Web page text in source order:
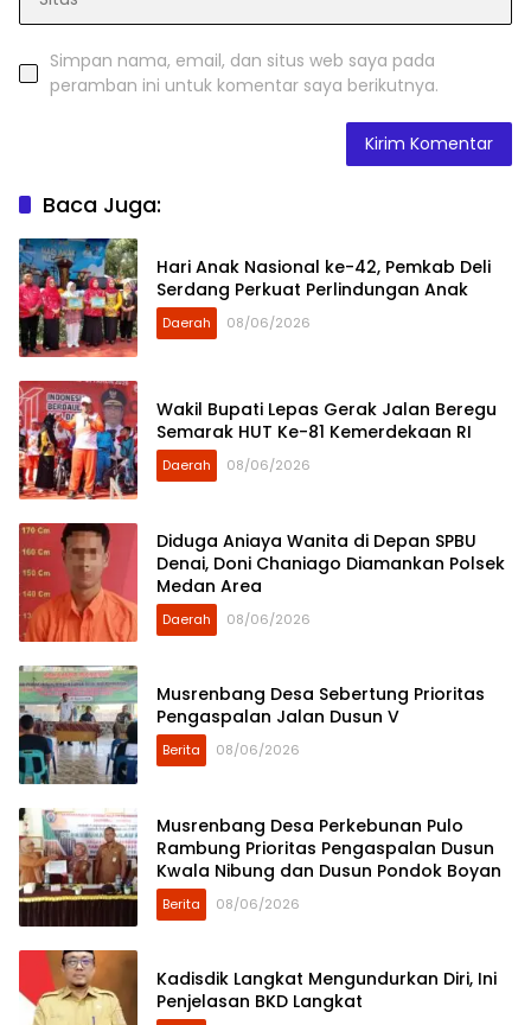
Simpan nama, email, dan situs web saya pada
peramban ini untuk komentar saya berikutnya.
Baca Juga:
Hari Anak Nasional ke-42, Pemkab Deli
Serdang Perkuat Perlindungan Anak
Daerah 08/06/2026
Wakil Bupati Lepas Gerak Jalan Beregu
Semarak HUT Ke-81 Kemerdekaan RI
Daerah 08/06/2026
Diduga Aniaya Wanita di Depan SPBU
Denai, Doni Chaniago Diamankan Polsek
Medan Area
Daerah 08/06/2026
Musrenbang Desa Sebertung Prioritas
Pengaspalan Jalan Dusun V
Berita 08/06/2026
Musrenbang Desa Perkebunan Pulo
Rambung Prioritas Pengaspalan Dusun
Kwala Nibung dan Dusun Pondok Boyan
Berita 08/06/2026
Kadisdik Langkat Mengundurkan Diri, Ini
Penjelasan BKD Langkat